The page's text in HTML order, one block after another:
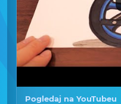
Pogledaj na YouTubeu